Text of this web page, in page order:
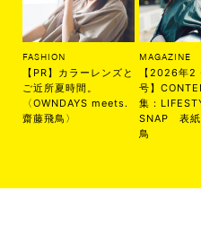
FASHION
【PR】カラーレンズと
ご近所夏時間。
〈OWNDAYS meets.
齋藤飛鳥〉
MAGAZINE
【2026年2
号】
集：
SNAP 表紙
鳥